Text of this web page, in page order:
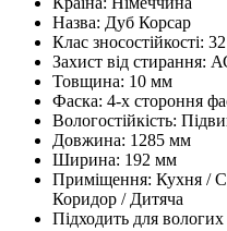
Назва: Дуб Корсар
Клас зносостійкості:
Захист від стирання:
Товщина: 10 мм
Фаска: 4-х стороння
Вологостійкість:
Довжина: 1285 мм
Ширина: 192 мм
Приміщення: Кухня /
Коридор / Дитяча
Підходить для